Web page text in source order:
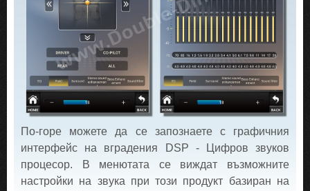
По-горе можете да се запознаете с графичния
интерфейс на вградения DSP - Цифров звуков
процесор. В менютата се виждат възможните
настройки на звука при този продукт базиран на